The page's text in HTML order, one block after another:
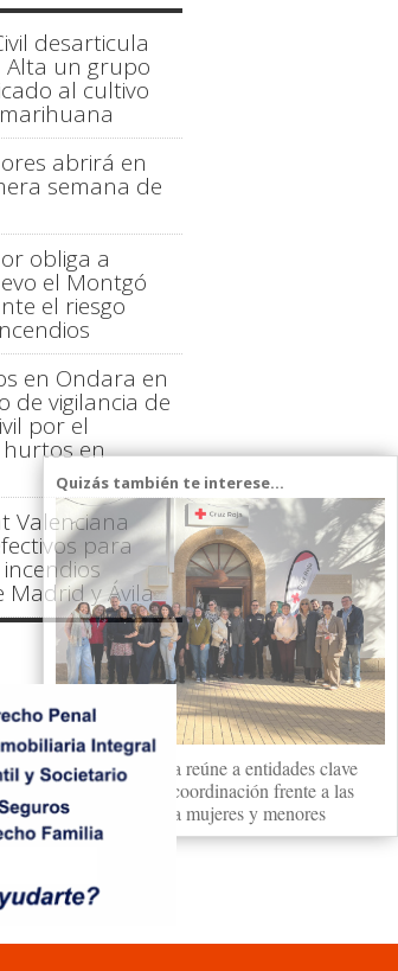
desarticula
Alta un grupo
al cultivo
abrirá en
semana de
obliga a
el Montgó
el riesgo
en Ondara en
de vigilancia de
por el
en
Valenciana
para
Madrid y Ávila
Quizás también te interese...
Cruz Roja Dénia reúne a entidades clave
para reforzar la coordinación frente a las
violencias contra mujeres y menores